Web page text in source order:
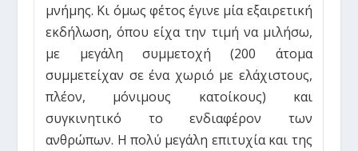
μνήμης. Κι όμως φέτος έγινε μία εξαιρετική
εκδήλωση, όπου είχα την τιμή να μιλήσω,
με μεγάλη συμμετοχή (200 άτομα
συμμετείχαν σε ένα χωριό με ελάχιστους,
πλέον, μόνιμους κατοίκους) και
συγκινητικό το ενδιαφέρον των
ανθρώπων. Η πολύ μεγάλη επιτυχία και της